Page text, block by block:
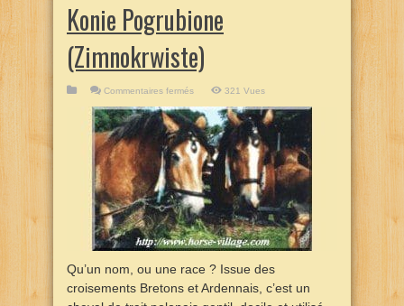
Konie Pogrubione
(Zimnokrwiste)
Commentaires fermés
Pogrubione
(Zimnokrwiste)
321 Vues
Qu’un nom, ou une race ? Issue des
croisements Bretons et Ardennais, c’est un